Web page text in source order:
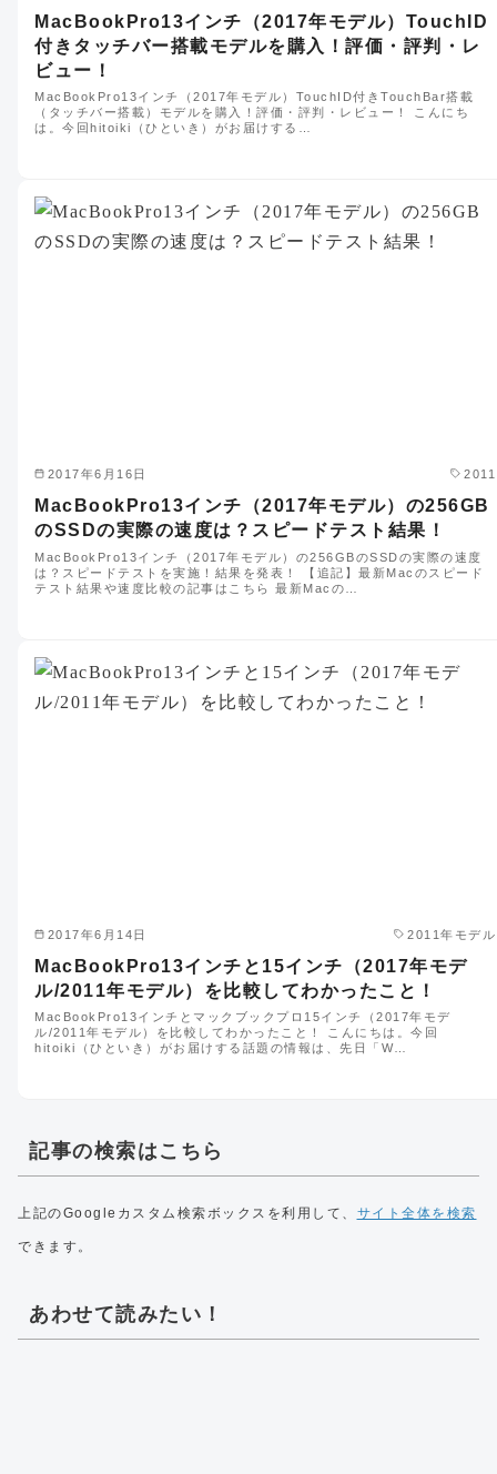
MacBookPro13インチ（2017年モデル）TouchID
付きタッチバー搭載モデルを購入！評価・評判・レ
ビュー！
MacBookPro13インチ（2017年モデル）TouchID付きTouchBar搭載
（タッチバー搭載）モデルを購入！評価・評判・レビュー！ こんにち
は。今回hitoiki（ひといき）がお届けする…
2017年6月16日 2011
MacBookPro13インチ（2017年モデル）の256GB
のSSDの実際の速度は？スピードテスト結果！
MacBookPro13インチ（2017年モデル）の256GBのSSDの実際の速度
は？スピードテストを実施！結果を発表！ 【追記】最新Macのスピード
テスト結果や速度比較の記事はこちら 最新Macの…
2017年6月14日 2011年モデル
MacBookPro13インチと15インチ（2017年モデ
ル/2011年モデル）を比較してわかったこと！
MacBookPro13インチとマックブックプロ15インチ（2017年モデ
ル/2011年モデル）を比較してわかったこと！ こんにちは。今回
hitoiki（ひといき）がお届けする話題の情報は、先日「W…
記事の検索はこちら
上記のGoogleカスタム検索ボックスを利用して、 サイト全体を検索
できます。
あわせて読みたい！